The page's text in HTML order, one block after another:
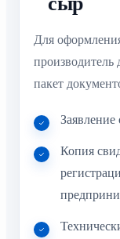
Для
пакет
Заявление
Копия